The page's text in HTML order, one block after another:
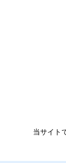
当サイト